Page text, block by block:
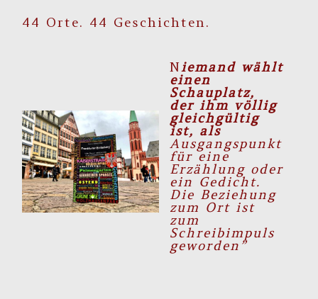
44 Orte. 44 Geschichten.
Niemand wählt
einen
Schauplatz,
der ihm völlig
gleichgültig
ist, als
Ausgangspunkt
für eine
Erzählung oder
ein Gedicht.
Die Beziehung
zum Ort ist
zum
Schreibimpuls
geworden”